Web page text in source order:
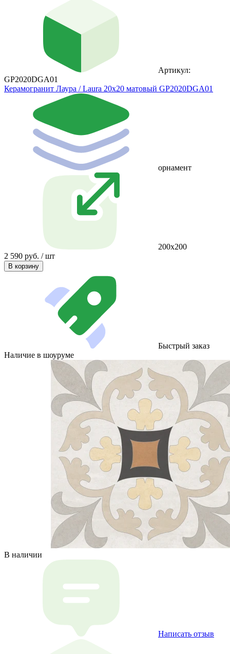
Артикул:
GP2020DGA01
Керамогранит Лаура / Laura 20х20 матовый GP2020DGA01
орнамент
200х200
2 590 руб. / шт
В корзину
Быстрый заказ
Наличие в шоуруме
В наличии
Написать отзыв